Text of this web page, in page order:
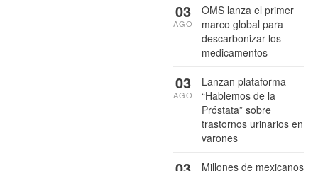
OMS lanza el primer
marco global para
descarbonizar los
medicamentos
03
AGO
Lanzan plataforma
“Hablemos de la
Próstata” sobre
trastornos urinarios en
varones
03
AGO
Millones de mexicanos